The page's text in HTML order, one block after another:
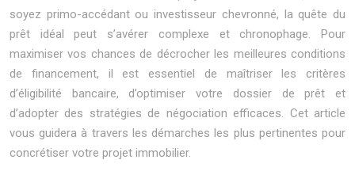
soyez primo-accédant ou investisseur chevronné, la quête du
prêt idéal peut s’avérer complexe et chronophage. Pour
maximiser vos chances de décrocher les meilleures conditions
de financement, il est essentiel de maîtriser les critères
d’éligibilité bancaire, d’optimiser votre dossier de prêt et
d’adopter des stratégies de négociation efficaces. Cet article
vous guidera à travers les démarches les plus pertinentes pour
concrétiser votre projet immobilier.